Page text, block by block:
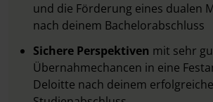
und die Förderung eines dualen
nach deinem Bachelorabschluss
Sichere Perspektiven mit sehr
Übernahmechancen in eine
Deloitte nach deinem